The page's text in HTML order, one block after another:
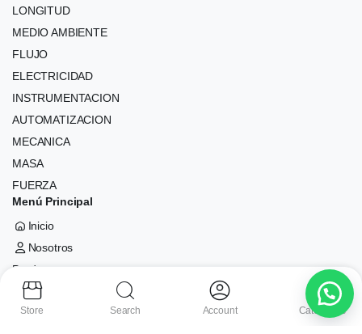
LONGITUD
MEDIO AMBIENTE
FLUJO
ELECTRICIDAD
INSTRUMENTACION
AUTOMATIZACION
MECANICA
MASA
FUERZA
Menú Principal
Inicio
Nosotros
Productos
Calibración
Contacto
Store Search Account Categories